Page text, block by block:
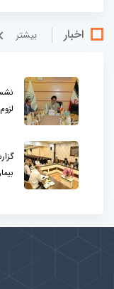
اخبار بيشتر